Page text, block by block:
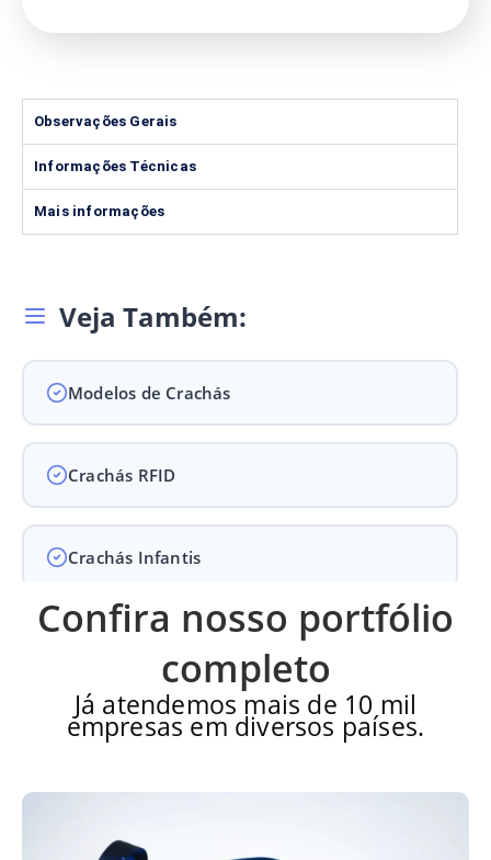
Observações Gerais
Informações Técnicas
Mais informações
Veja Também:
Modelos de Crachás
Crachás RFID
Crachás Infantis
Crachás para Empresas
Crachás para Eventos
Confira nosso portfólio
completo
Já atendemos mais de 10 mil
empresas em diversos países.